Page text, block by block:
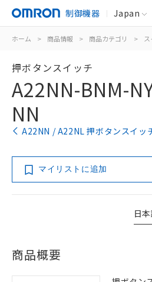
制御機器 Japan
ホーム > 商品情報 > 商品カテゴリ >
押ボタンスイッチ
A22NN-BNM-
NN
A22NN / A22NL 押ボタンスイッ
マイリストに追加
日
商品概要